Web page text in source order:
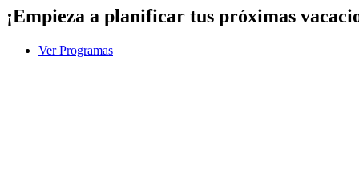
¡Empieza a planificar tus próximas
Ver Programas